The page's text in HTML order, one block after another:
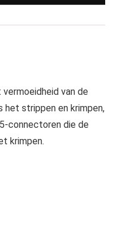
van de
het strippen en krimpen,
connectoren die de
krimpen.